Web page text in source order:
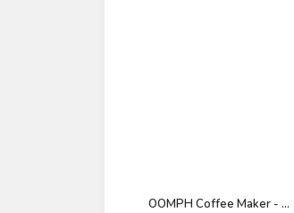
OOMPH Coffee Maker - ...